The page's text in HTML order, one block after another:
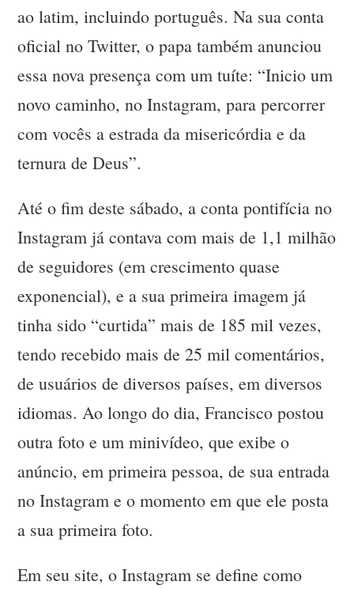
ao latim, incluindo português. Na sua conta
oficial no Twitter, o papa também anunciou
essa nova presença com um tuíte: “Inicio um
novo caminho, no Instagram, para percorrer
com vocês a estrada da misericórdia e da
ternura de Deus”.
Até o fim deste sábado, a conta pontifícia no
Instagram já contava com mais de 1,1 milhão
de seguidores (em crescimento quase
exponencial), e a sua primeira imagem já
tinha sido “curtida” mais de 185 mil vezes,
tendo recebido mais de 25 mil comentários,
de usuários de diversos países, em diversos
idiomas. Ao longo do dia, Francisco postou
outra foto e um minivídeo, que exibe o
anúncio, em primeira pessoa, de sua entrada
no Instagram e o momento em que ele posta
a sua primeira foto.
Em seu site, o Instagram se define como